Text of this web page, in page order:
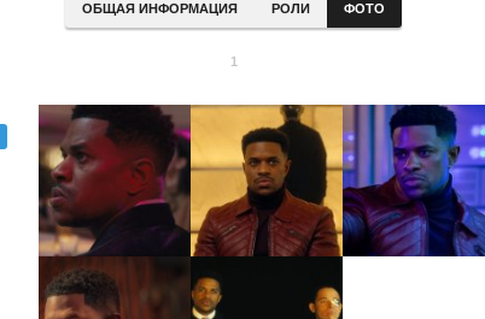
ОБЩАЯ ИНФОРМАЦИЯ РОЛИ ФОТО
1